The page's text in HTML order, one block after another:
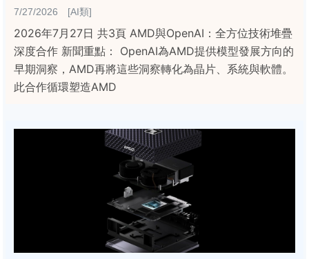
7/27/2026 [AI類]
2026年7月27日 共3頁 AMD與OpenAI：全方位技術堆疊
深度合作 新聞重點： OpenAI為AMD提供模型發展方向的
早期洞察，AMD再將這些洞察轉化為晶片、系統與軟體。
此合作循環塑造AMD